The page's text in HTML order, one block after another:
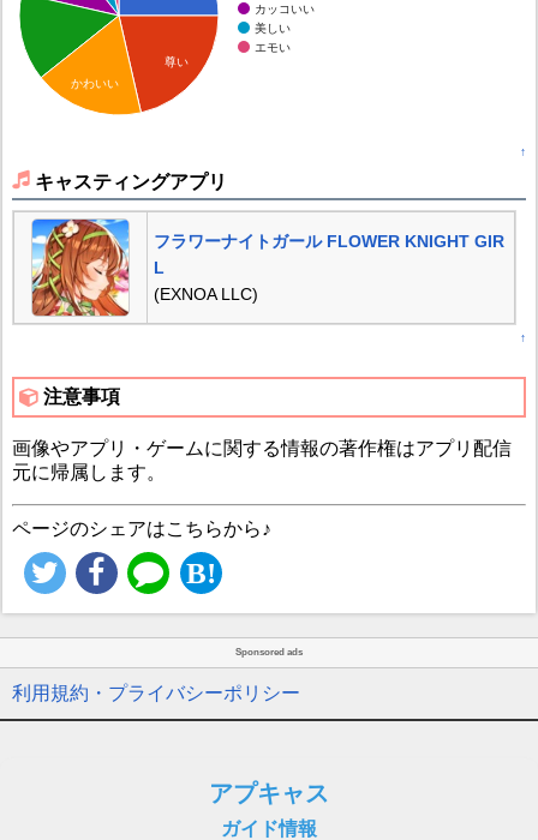
カッコいい
美しい
エモい
尊い
かわいい
↑
キャスティングアプリ
フラワーナイトガール FLOWER KNIGHT GIR
L
(EXNOA LLC)
↑
注意事項
画像やアプリ・ゲームに関する情報の著作権はアプリ配信
元に帰属します。
ページのシェアはこちらから♪
Sponsored ads
利用規約・プライバシーポリシー
アプキャス
ガイド情報